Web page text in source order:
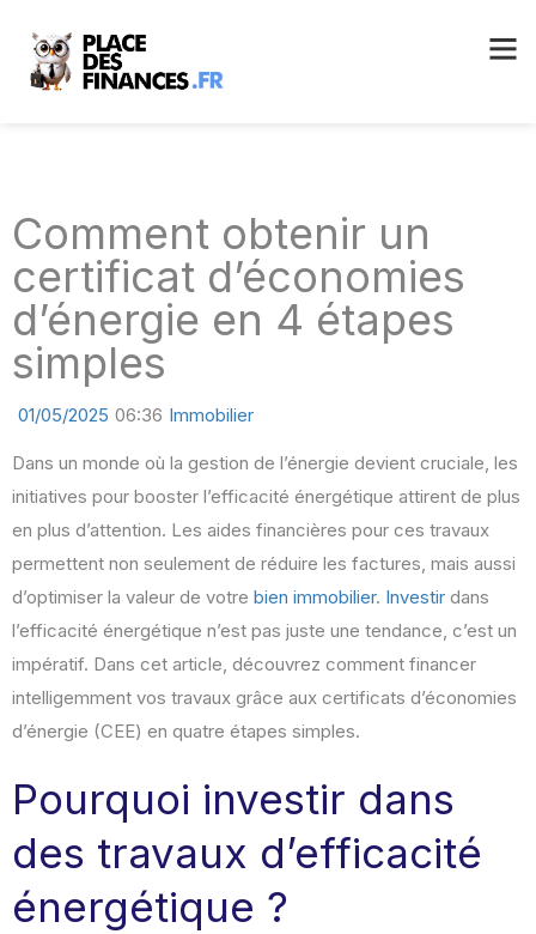
Comment obtenir un
certificat d’économies
d’énergie en 4 étapes
simples
01/05/2025 06:36 Immobilier
Dans un monde où la gestion de l’énergie devient cruciale, les
initiatives pour booster l’efficacité énergétique attirent de plus
en plus d’attention. Les aides financières pour ces travaux
permettent non seulement de réduire les factures, mais aussi
d’optimiser la valeur de votre bien immobilier. Investir dans
l’efficacité énergétique n’est pas juste une tendance, c’est un
impératif. Dans cet article, découvrez comment financer
intelligemment vos travaux grâce aux certificats d’économies
d’énergie (CEE) en quatre étapes simples.
Pourquoi investir dans
des travaux d’efficacité
énergétique ?